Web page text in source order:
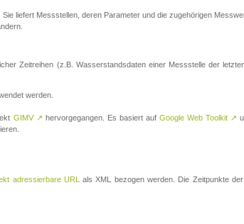
liefert Messstellen, deren Parameter und die zugehörigen
Zeitreihen (z.B. Wasserstandsdaten einer Messstelle der
werden.
GIMV ↗ hervorgegangen. Es basiert auf Google Web Toolkit ↗
adressierbare URL
als XML bezogen werden. Die Zeitpunkte